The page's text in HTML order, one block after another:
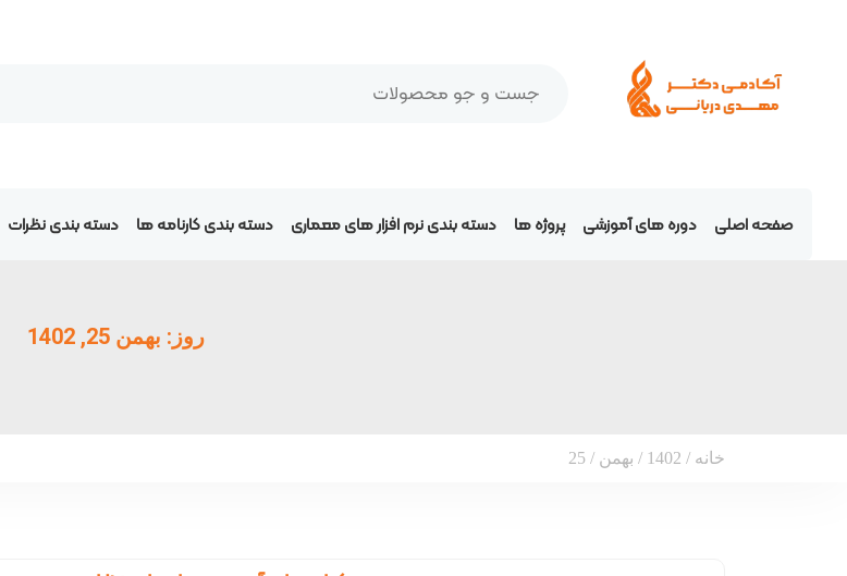
صفحه اصلی دوره های آموزشی پروژه ها دسته بندی نرم افزار های معماری دسته بندی کارنامه ها دسته بندی نظرات
روز: بهمن 25, 1402
خانه /
1402
/ بهمن / 25